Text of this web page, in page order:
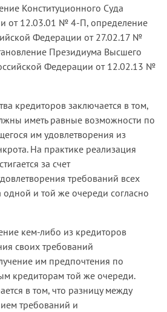
Конституционного Суда
от 12.03.01 № 4-П, определение
Федерации от 27.02.17 №
Президиума Высшего
Федерации от 12.02.13 №
кредиторов заключается в том,
иметь равные возможности по
им удовлетворения из
На практике реализация
за счет
требований всех
и той же очереди согласно
кем-либо из кредиторов
своих требований
им предпочтения по
кредиторам той же очереди.
в том, что разницу между
требований и